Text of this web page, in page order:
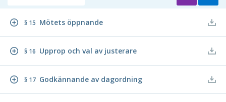
§ 15 Mötets öppnande
§ 16 Upprop och val av justerare
§ 17 Godkännande av dagordning